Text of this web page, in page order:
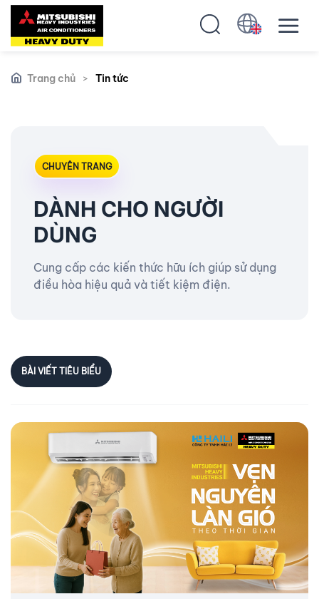
Trang chủ > Tin tức
CHUYÊN TRANG
DÀNH CHO NGƯỜI
DÙNG
Cung cấp các kiến thức hữu ích giúp sử dụng
điều hòa hiệu quả và tiết kiệm điện.
BÀI VIẾT TIÊU BIỂU